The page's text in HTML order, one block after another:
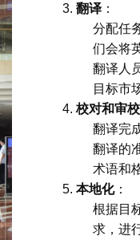
翻译 ：
分配任
们会将
翻译人
目标市
校对和审校
翻译完
翻译的
术语和
本地化：
根据目
求，进